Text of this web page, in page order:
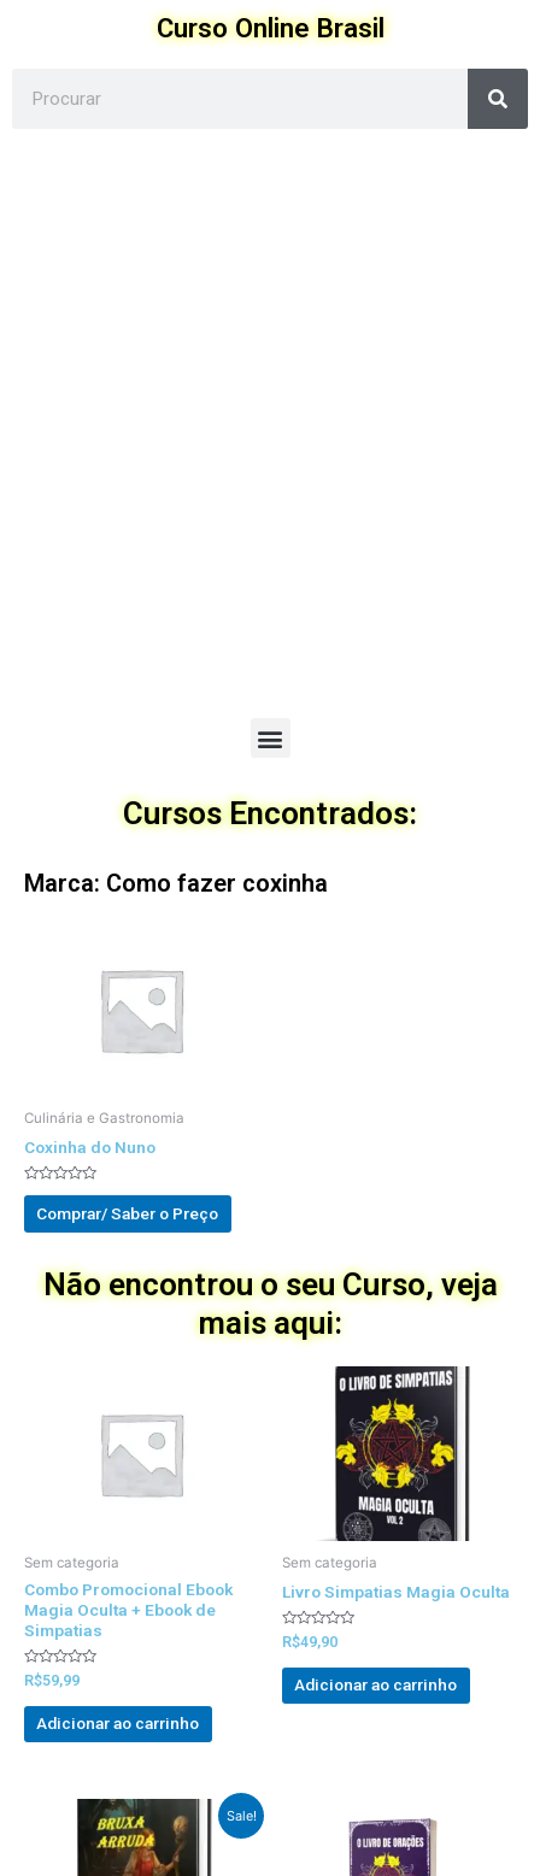
Curso Online Brasil
Menu
Cursos Encontrados:
Marca: Como fazer coxinha
Culinária e Gastronomia
Coxinha do Nuno
Avaliado
out
of
Comprar/ Saber o Preço
Não encontrou o seu Curso, veja
mais aqui:
Sem categoria
Combo Promocional Ebook
Magia Oculta + Ebook de
Simpatias
Avaliado
0
out
R$59,99
Adicionar ao carrinho
Sem categoria
Livro Simpatias Magia Oculta
Avaliado
0
out
R$49,90
Adicionar ao carrinho
Sale!
Preço
Original
foi:
R$100,00.
atual
é:
R$69,99.